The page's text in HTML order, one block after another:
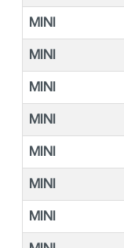
MINI
MINI
MINI
MINI
MINI
MINI
MINI